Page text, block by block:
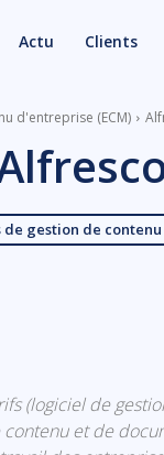
Actu Clients
d'entreprise (ECM)
gestion de
(logiciel de
et de